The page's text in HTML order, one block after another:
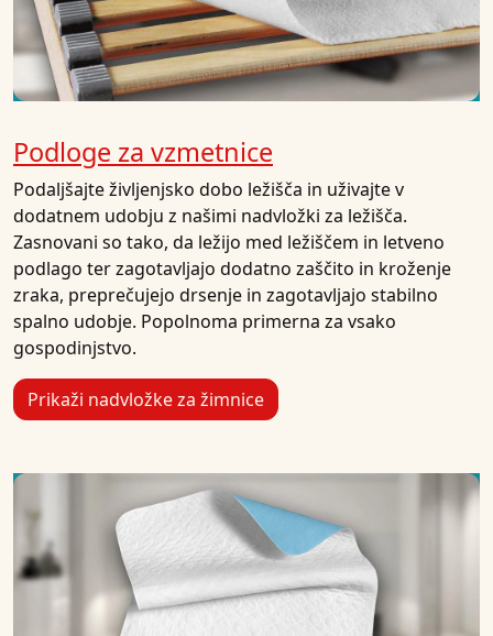
Podloge za vzmetnice
Podaljšajte življenjsko dobo ležišča in uživajte v
dodatnem udobju z našimi nadvložki za ležišča.
Zasnovani so tako, da ležijo med ležiščem in letveno
podlago ter zagotavljajo dodatno zaščito in kroženje
zraka, preprečujejo drsenje in zagotavljajo stabilno
spalno udobje. Popolnoma primerna za vsako
gospodinjstvo.
Prikaži nadvložke za žimnice